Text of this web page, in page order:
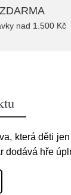
nad 1.500 Kč
která děti
dodává hře